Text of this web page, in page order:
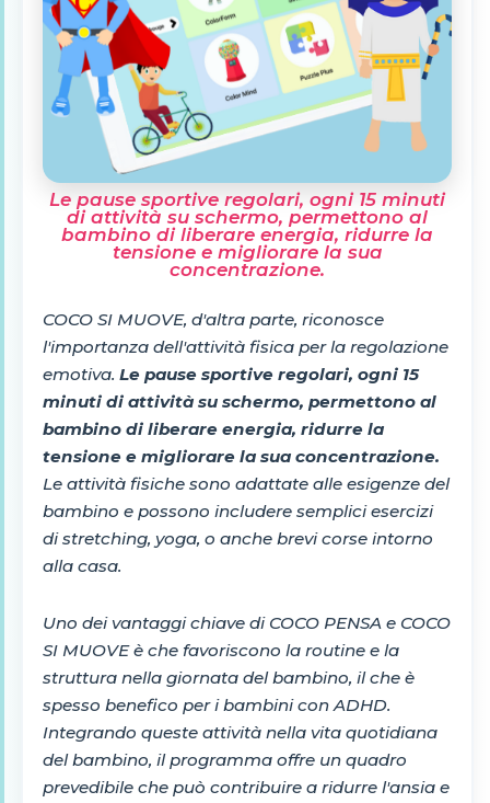
Le pause sportive regolari, ogni 15 minuti
di attività su schermo, permettono al
bambino di liberare energia, ridurre la
tensione e migliorare la sua
concentrazione.
COCO SI MUOVE, d'altra parte, riconosce
l'importanza dell'attività fisica per la regolazione
emotiva. Le pause sportive regolari, ogni 15
minuti di attività su schermo, permettono al
bambino di liberare energia, ridurre la
tensione e migliorare la sua concentrazione.
Le attività fisiche sono adattate alle esigenze del
bambino e possono includere semplici esercizi
di stretching, yoga, o anche brevi corse intorno
alla casa.
Uno dei vantaggi chiave di COCO PENSA e COCO
SI MUOVE è che favoriscono la routine e la
struttura nella giornata del bambino, il che è
spesso benefico per i bambini con ADHD.
Integrando queste attività nella vita quotidiana
del bambino, il programma offre un quadro
prevedibile che può contribuire a ridurre l'ansia e